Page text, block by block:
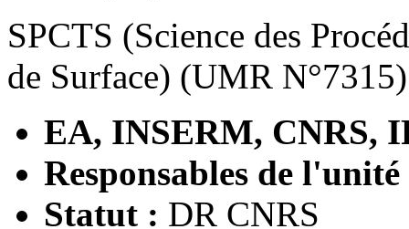
SPCTS (Science des
de Surface) (UMR N°7315)
EA, INSERM, CNRS,
Responsables de
Statut : DR CNRS